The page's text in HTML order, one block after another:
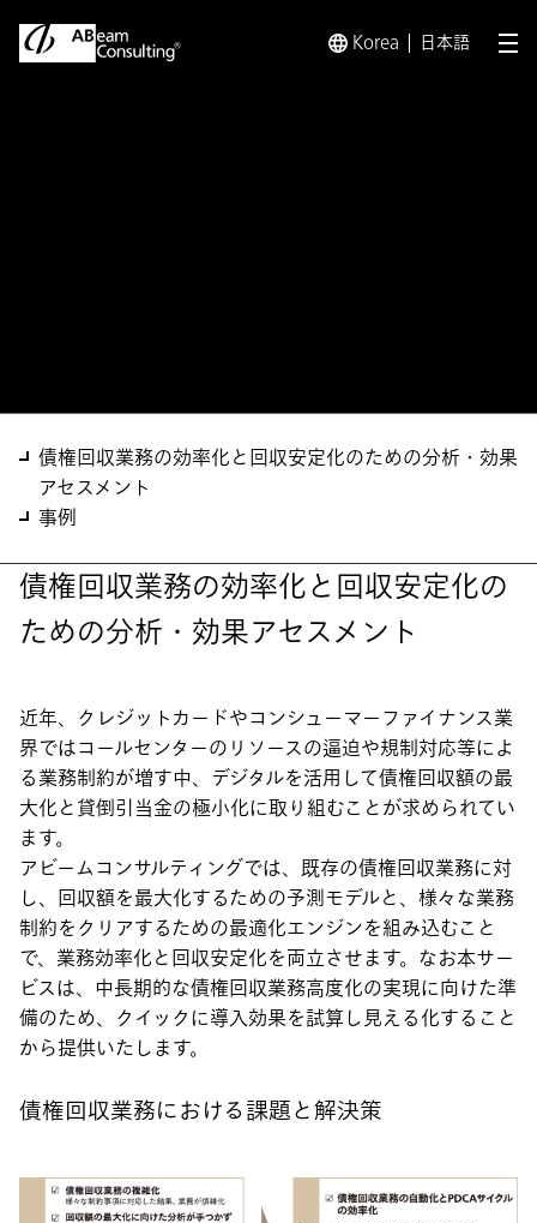
Korea 日本語 メ
債権回収業務の効率化と回収安定化のための分析・効果
アセスメント
事例
債権回収業務の効率化と回収安定化の
ための分析・効果アセスメント
近年、クレジットカードやコンシューマーファイナンス業
界ではコールセンターのリソースの逼迫や規制対応等によ
る業務制約が増す中、デジタルを活用して債権回収額の最
大化と貸倒引当金の極小化に取り組むことが求められてい
ます。
アビームコンサルティングでは、既存の債権回収業務に対
し、回収額を最大化するための予測モデルと、様々な業務
制約をクリアするための最適化エンジンを組み込むこと
で、業務効率化と回収安定化を両立させます。なお本サー
ビスは、中長期的な債権回収業務高度化の実現に向けた準
備のため、クイックに導入効果を試算し見える化すること
から提供いたします。
債権回収業務における課題と解決策